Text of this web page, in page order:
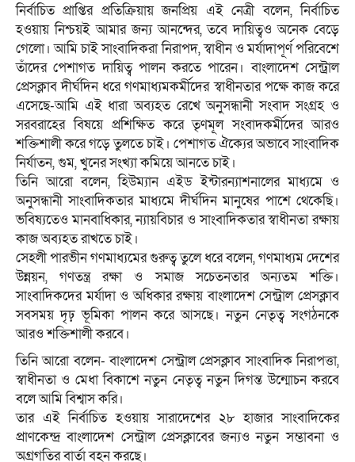
নির্বাচিত প্রাপ্তির প্রতিক্রিয়ায় জনপ্রিয় এই নেত্রী বলেন, নির্বাচিত
হওয়ায় নিশ্চয়ই আমার জন্য আনন্দের, তবে দায়িত্বও অনেক বেড়ে
গেলো। আমি চাই সাংবাদিকরা নিরাপদ, স্বাধীন ও মর্যাদাপূর্ণ পরিবেশে
তাঁদের পেশাগত দায়িত্ব পালন করতে পারেন। বাংলাদেশ সেন্ট্রাল
প্রেসক্লাব দীর্ঘদিন ধরে গণমাধ্যমকর্মীদের স্বাধীনতার পক্ষে কাজ করে
এসেছে-আমি এই ধারা অব্যহত রেখে অনুসন্ধানী সংবাদ সংগ্রহ ও
সরবরাহের বিষয়ে প্রশিক্ষিত করে তৃণমূল সংবাদকর্মীদের আরও
শক্তিশালী করে গড়ে তুলতে চাই। পেশাগত ঐক্যের অভাবে সাংবাদিক
নির্যাতন, গুম, খুনের সংখ্যা কমিয়ে আনতে চাই।
তিনি আরো বলেন, হিউম্যান এইড ইন্টারন্যাশনালের মাধ্যমে ও
অনুসন্ধানী সাংবাদিকতার মাধ্যমে দীর্ঘদিন মানুষের পাশে থেকেছি।
ভবিষ্যতেও মানবাধিকার, ন্যায়বিচার ও সাংবাদিকতার স্বাধীনতা রক্ষায়
কাজ অব্যহত রাখতে চাই।
সেহলী পারভীন গণমাধ্যমের গুরুত্ব তুলে ধরে বলেন, গণমাধ্যম দেশের
উন্নয়ন, গণতন্ত্র রক্ষা ও সমাজ সচেতনতার অন্যতম শক্তি।
সাংবাদিকদের মর্যাদা ও অধিকার রক্ষায় বাংলাদেশ সেন্ট্রাল প্রেসক্লাব
সবসময় দৃঢ় ভূমিকা পালন করে আসছে। নতুন নেতৃত্ব সংগঠনকে
আরও শক্তিশালী করবে।
তিনি আরো বলেন- বাংলাদেশ সেন্ট্রাল প্রেসক্লাব সাংবাদিক নিরাপত্তা,
স্বাধীনতা ও মেধা বিকাশে নতুন নেতৃত্ব নতুন দিগন্ত উন্মোচন করবে
বলে আমি বিশ্বাস করি।
তার এই নির্বাচিত হওয়ায় সারাদেশের ২৮ হাজার সাংবাদিকের
প্রাণকেন্দ্র বাংলাদেশ সেন্ট্রাল প্রেসক্লাবের জন্যও নতুন সম্ভাবনা ও
অগ্রগতির বার্তা বহন করছে।